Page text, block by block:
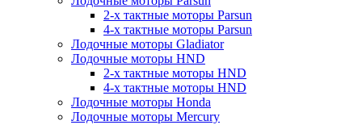
2-х тактные моторы Parsun
4-х тактные моторы Parsun
Лодочные моторы Gladiator
Лодочные моторы HND
2-х тактные моторы HND
4-х тактные моторы HND
Лодочные моторы Honda
Лодочные моторы Mercury